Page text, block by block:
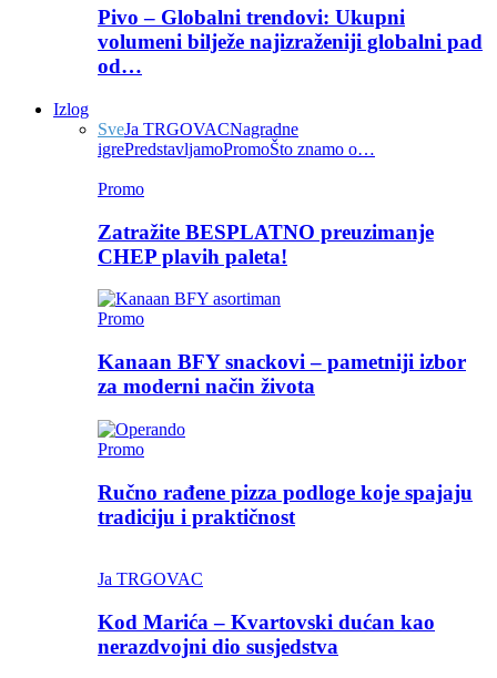
Pivo – Globalni trendovi: Ukupni
volumeni bilježe najizraženiji globalni pad
od…
Izlog
SveJa TRGOVACNagradne
igrePredstavljamoPromoŠto znamo o…
Promo
Zatražite BESPLATNO preuzimanje
CHEP plavih paleta!
Promo
Kanaan BFY snackovi – pametniji izbor
za moderni način života
Promo
Ručno rađene pizza podloge koje spajaju
tradiciju i praktičnost
Ja TRGOVAC
Kod Marića – Kvartovski dućan kao
nerazdvojni dio susjedstva